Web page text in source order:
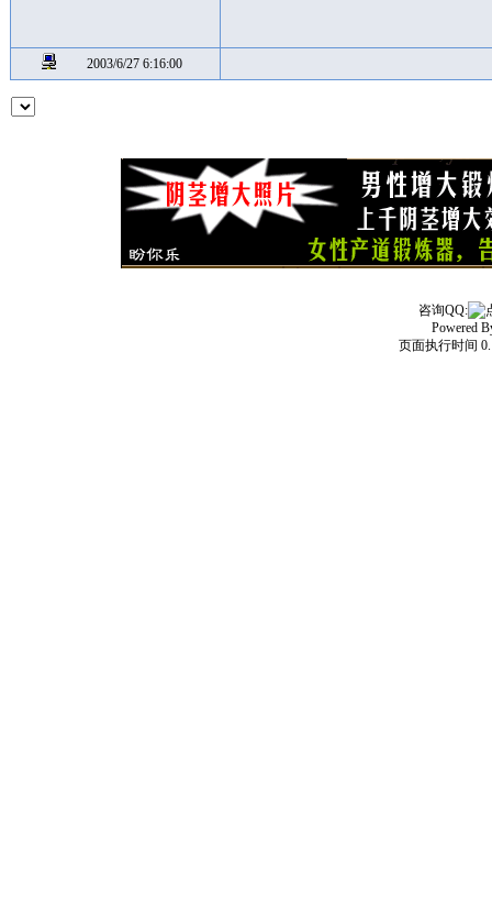
2003/6/27 6:16:00
咨询QQ:
Powered
页面执行时间